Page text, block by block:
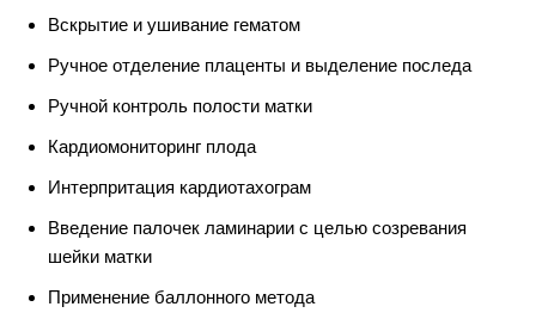
Вскрытие и ушивание гематом
Ручное отделение плаценты и выделение последа
Ручной контроль полости матки
Кардиомониторинг плода
Интерпритация кардиотахограм
Введение палочек ламинарии с целью созревания
шейки матки
Применение баллонного метода